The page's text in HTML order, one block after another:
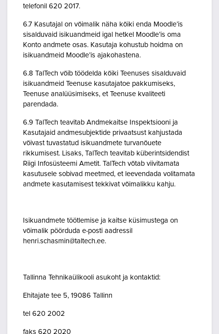
telefonil 620 2017.
6.7 Kasutajal on võimalik näha kõiki enda Moodle’is
sisalduvaid isikuandmeid igal hetkel Moodle’is oma
Konto andmete osas. Kasutaja kohustub hoidma on
isikuandmeid Moodle’is ajakohastena.
6.8 TalTech võib töödelda kõiki Teenuses sisalduvaid
isikuandmeid Teenuse kasutajatoe pakkumiseks,
Teenuse analüüsimiseks, et Teenuse kvaliteeti
parendada.
6.9 TalTech teavitab Andmekaitse Inspektsiooni ja
Kasutajaid andmesubjektide privaatsust kahjustada
võivast tuvastatud isikuandmete turvanõuete
rikkumisest. Lisaks, TalTech teavitab küberintsidendist
Riigi Infosüsteemi Ametit. TalTech võtab viivitamata
kasutusele sobivad meetmed, et leevendada volitamata
andmete kasutamisest tekkivat võimalikku kahju.
Isikuandmete töötlemise ja kaitse küsimustega on
võimalik pöörduda e-posti aadressil
henri.schasmin@taltech.ee.
Tallinna Tehnikaülikooli asukoht ja kontaktid:
Ehitajate tee 5, 19086 Tallinn
tel 620 2002
faks 620 2020